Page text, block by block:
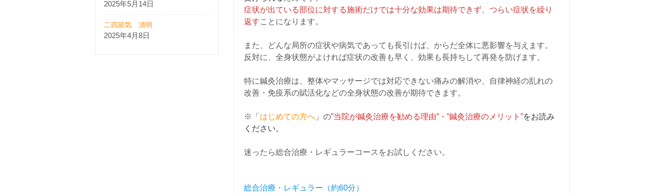
症状が出ている部位に対する施術だけでは十分な効果は期待できず、つらい症状を繰り
返すことになります。
また、どんな局所の症状や病気であっても長引けば、からだ全体に悪影響を与えます。
反対に、全身状態がよければ症状の改善も早く、効果も長持ちして再発を防げます。
特に鍼灸治療は、整体やマッサージでは対応できない痛みの解消や、自律神経の乱れの
改善・免疫系の賦活化などの全身状態の改善が期待できます。
※「 はじめての方へ 」の”当院が鍼灸治療を勧める理由”・”鍼灸治療のメリット”をお読み
ください。
迷ったら総合治療・レギュラーコースをお試しください。
総合治療・レギュラー（約60分）
2025年5月14日
二四節気 清明
2025年4月8日